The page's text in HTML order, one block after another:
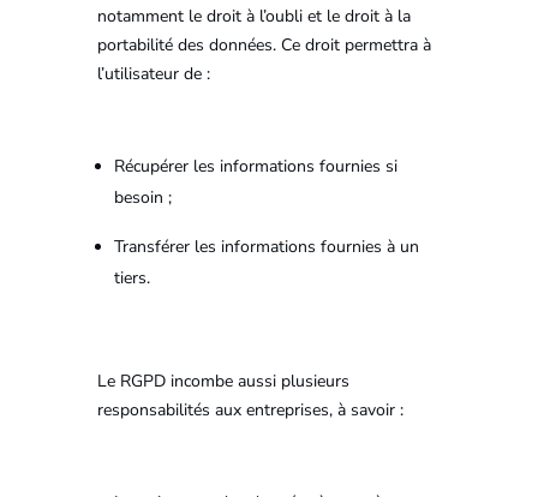
notamment le droit à l’oubli et le droit à la
portabilité des données. Ce droit permettra à
l’utilisateur de :
Récupérer les informations fournies si
besoin ;
Transférer les informations fournies à un
tiers.
Le RGPD incombe aussi plusieurs
responsabilités aux entreprises, à savoir :